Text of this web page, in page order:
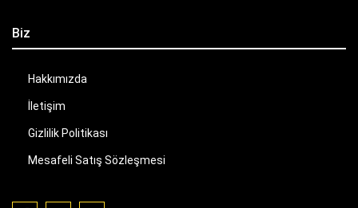
Biz
Hakkımızda
İletişim
Gizlilik Politikası
Mesafeli Satış Sözleşmesi